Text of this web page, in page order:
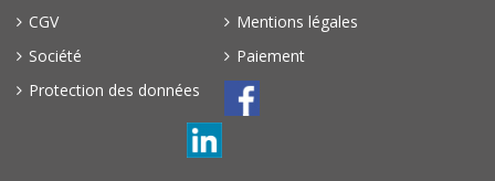
CGV
Mentions légales
Société
Paiement
Protection des données